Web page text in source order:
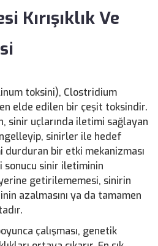
Kırışıklık Ve
toksini), Clostridium
elde edilen bir çeşit toksindir.
sinir uçlarında iletimi sağlayan
sinirler ile hedef
durduran bir etki mekanizması
sonucu sinir iletiminin
getirilememesi, sinirin
azalmasını ya da tamamen
çalışması, genetik